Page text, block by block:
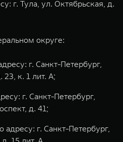
г. Тула, ул. Октябрьская, д.
округе:
г. Санкт-Петербург,
к. 1 лит. А;
г. Санкт-Петербург,
д. 41;
г. Санкт-Петербург,